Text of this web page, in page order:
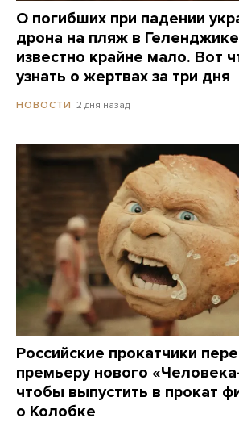
О погибших при падении
дрона на пляж в
известно крайне мало. Вот
узнать о жертвах за три дня
НОВОСТИ 2 дня назад
Российские прокатчики
премьеру нового
чтобы выпустить в прокат
о Колобке